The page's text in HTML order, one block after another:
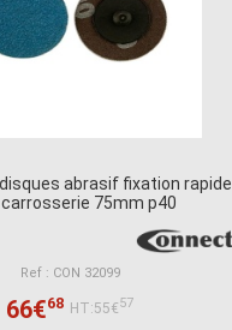
abrasif fixation rapide
75mm p40
Ref : CON 32099
66€68 HT:55€57